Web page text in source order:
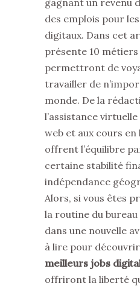
gagnant un revenu
des emplois pour
digitaux. Dans cet
présente 10 métiers
permettront de
travailler de
monde. De la
l’assistance
web et aux cours en
offrent l’équilibre
certaine stabilité
indépendance
Alors, si vous êtes
la routine du
dans une nouvelle
à lire pour découvrir
meilleurs jobs
offriront la liberté